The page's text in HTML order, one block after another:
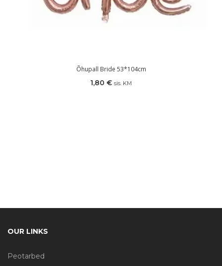
Õhupall Bride 53*104cm
1,80 € sis. KM
OUR LINKS
Peotarbed